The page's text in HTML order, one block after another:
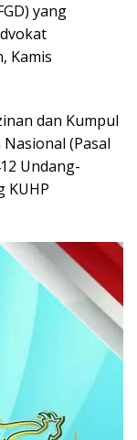
yang
Kamis
dan Kumpul
(Pasal
Undang-
KUHP